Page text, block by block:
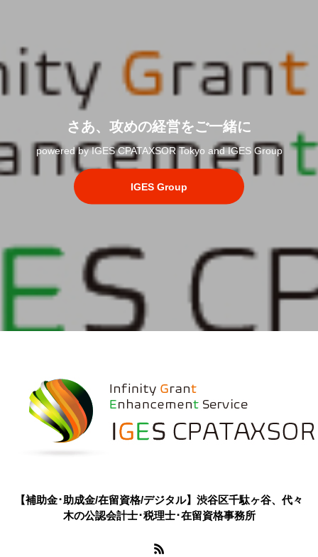
さあ、攻めの経営をご一緒に
powered by IGES CPATAXSOR Tokyo and IGES Group
IGES Group
【補助金･助成金/在留資格/デジタル】渋谷区千駄ヶ谷、代々
木の公認会計士･税理士･在留資格事務所